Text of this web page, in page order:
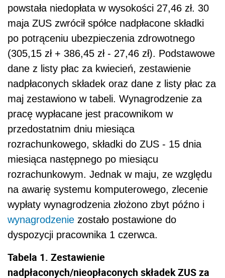
powstała niedopłata w wysokości 27,46 zł. 30
maja ZUS zwrócił spółce nadpłacone składki
po potrąceniu ubezpieczenia zdrowotnego
(305,15 zł + 386,45 zł - 27,46 zł). Podstawowe
dane z listy płac za kwiecień, zestawienie
nadpłaconych składek oraz dane z listy płac za
maj zestawiono w tabeli. Wynagrodzenie za
pracę wypłacane jest pracownikom w
przedostatnim dniu miesiąca
rozrachunkowego, składki do ZUS - 15 dnia
miesiąca następnego po miesiącu
rozrachunkowym. Jednak w maju, ze względu
na awarię systemu komputerowego, zlecenie
wypłaty wynagrodzenia złożono zbyt późno i
wynagrodzenie zostało postawione do
dyspozycji pracownika 1 czerwca.
Tabela 1. Zestawienie
nadpłaconych/nieopłaconych składek ZUS za